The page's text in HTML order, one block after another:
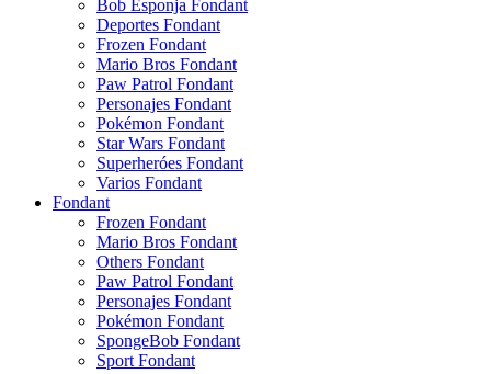
Bob Esponja Fondant
Deportes Fondant
Frozen Fondant
Mario Bros Fondant
Paw Patrol Fondant
Personajes Fondant
Pokémon Fondant
Star Wars Fondant
Superheróes Fondant
Varios Fondant
Fondant
Frozen Fondant
Mario Bros Fondant
Others Fondant
Paw Patrol Fondant
Personajes Fondant
Pokémon Fondant
SpongeBob Fondant
Sport Fondant